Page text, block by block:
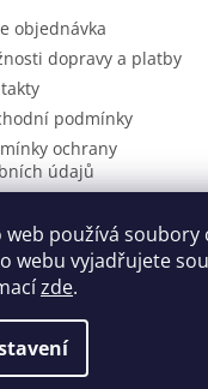
web používá
webu vyjadřujete
zde.
objednávka
dopravy a platby
podmínky
ochrany
údajů
zboží